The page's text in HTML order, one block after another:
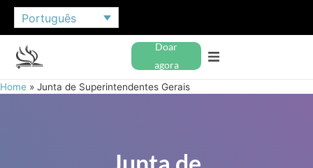
Português
Doar
agora
Home » Junta de Superintendentes Gerais